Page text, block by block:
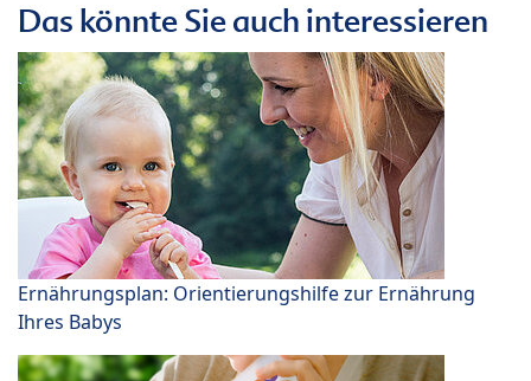
Das könnte Sie auch interessieren
Ernährungsplan: Orientierungshilfe zur Ernährung
Ihres Babys